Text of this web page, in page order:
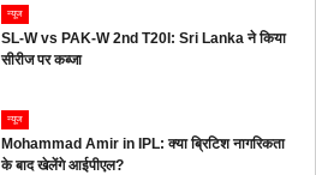
न्यूज
SL-W vs PAK-W 2nd T20I: Sri Lanka ने किया
सीरीज पर कब्जा
न्यूज
Mohammad Amir in IPL: क्या ब्रिटिश नागरिकता
के बाद खेलेंगे आईपीएल?